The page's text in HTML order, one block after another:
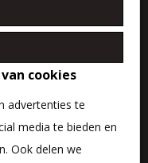
cookies
advertenties te
media te bieden en
Ook delen we